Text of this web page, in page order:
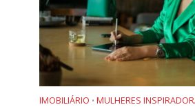
IMOBILIÁRIO • MULHERES